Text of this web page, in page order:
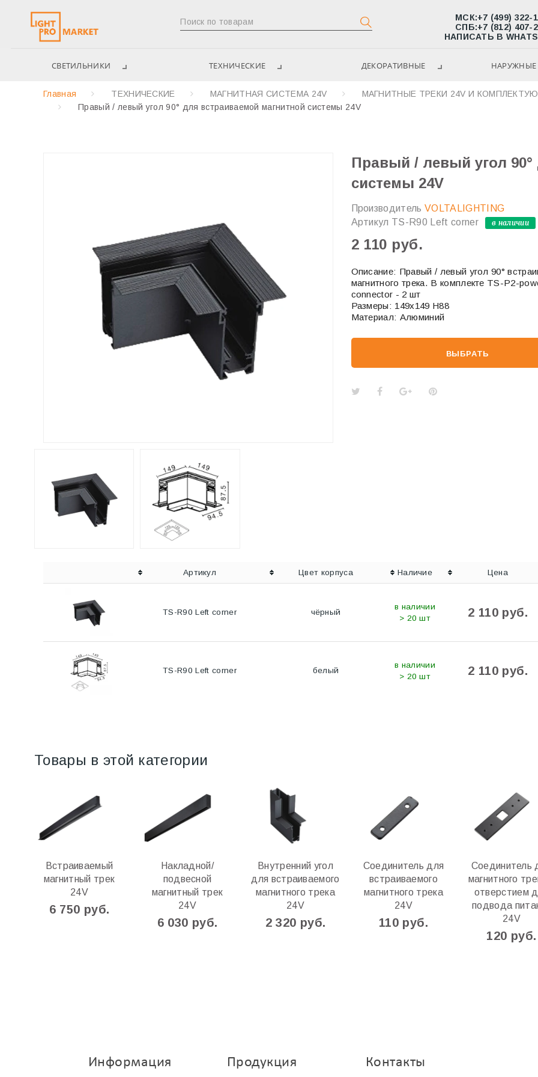
МСК:+7 (499) 322-
СПБ:+7 (812) 407-
НАПИСАТЬ В
СВЕТИЛЬНИКИ ТЕХНИЧЕСКИЕ ДЕКОРАТИВНЫЕ НАРУЖНЫЕ
Главная ТЕХНИЧЕСКИЕ МАГНИТНАЯ СИСТЕМА 24V
МАГНИТНЫЕ ТРЕКИ 24V И
Правый / левый угол 90° для встраиваемой магнитной системы 24V
Правый / левый угол
системы 24V
Производитель VOLTALIGHTING
Артикул TS-R90 Left corner в наличии
2 110 руб.
Описание: Правый / левый угол 90°
магнитного трека. В комплекте TS-P2-
connector - 2 шт
Размеры: 149x149 H88
Материал: Алюминий
ВЫБРАТЬ
Артикул Цвет корпуса Наличие Цена
TS-R90 Left corner чёрный
в наличии
> 20 шт
2 110 руб.
TS-R90 Left corner белый
в наличии
> 20 шт
2 110 руб.
Товары в этой категории
Встраиваемый
магнитный трек
24V
6 750 руб.
Накладной/
подвесной
магнитный трек
24V
6 030 руб.
Внутренний угол
для встраиваемого
магнитного трека
24V
2 320 руб.
Соединитель для
встраиваемого
магнитного трека
24V
110 руб.
Соединитель
магнитного
отверстием
подвода
24V
120 руб.
Информация Продукция Контакты